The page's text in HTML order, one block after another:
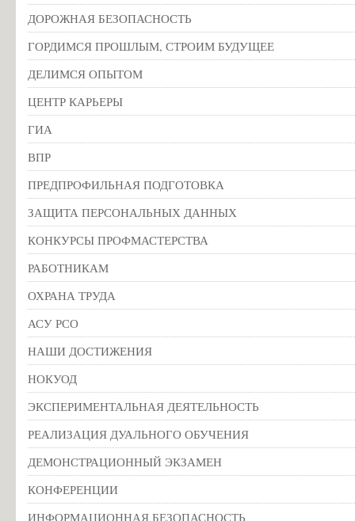
ДОРОЖНАЯ БЕЗОПАСНОСТЬ
ГОРДИМСЯ ПРОШЛЫМ, СТРОИМ БУДУЩЕЕ
ДЕЛИМСЯ ОПЫТОМ
ЦЕНТР КАРЬЕРЫ
ГИА
ВПР
ПРЕДПРОФИЛЬНАЯ ПОДГОТОВКА
ЗАЩИТА ПЕРСОНАЛЬНЫХ ДАННЫХ
КОНКУРСЫ ПРОФМАСТЕРСТВА
РАБОТНИКАМ
ОХРАНА ТРУДА
АСУ РСО
НАШИ ДОСТИЖЕНИЯ
НОКУОД
ЭКСПЕРИМЕНТАЛЬНАЯ ДЕЯТЕЛЬНОСТЬ
РЕАЛИЗАЦИЯ ДУАЛЬНОГО ОБУЧЕНИЯ
ДЕМОНСТРАЦИОННЫЙ ЭКЗАМЕН
КОНФЕРЕНЦИИ
ИНФОРМАЦИОННАЯ БЕЗОПАСНОСТЬ